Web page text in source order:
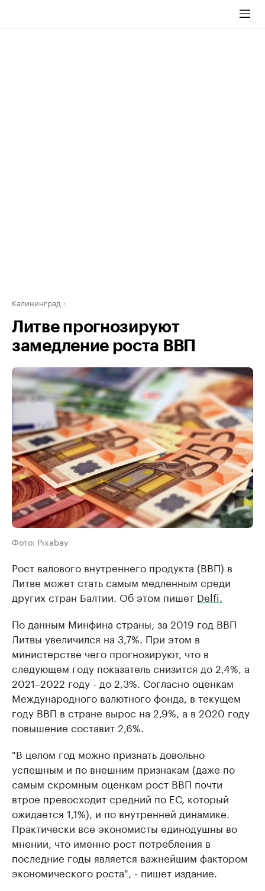
Калининград
Литве прогнозируют
замедление роста ВВП
Фото: Pixabay
Рост валового внутреннего продукта (ВВП) в
Литве может стать самым медленным среди
других стран Балтии. Об этом пишет Delfi.
По данным Минфина страны, за 2019 год ВВП
Литвы увеличился на 3,7%. При этом в
министерстве чего прогнозируют, что в
следующем году показатель снизится до 2,4%, а
2021–2022 году - до 2,3%. Согласно оценкам
Международного валютного фонда, в текущем
году ВВП в стране вырос на 2,9%, а в 2020 году
повышение составит 2,6%.
"В целом год можно признать довольно
успешным и по внешним признакам (даже по
самым скромным оценкам рост ВВП почти
втрое превосходит средний по ЕС, который
ожидается 1,1%), и по внутренней динамике.
Практически все экономисты единодушны во
мнении, что именно рост потребления в
последние годы является важнейшим фактором
экономического роста", - пишет издание.